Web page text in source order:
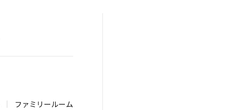
ファミリールーム